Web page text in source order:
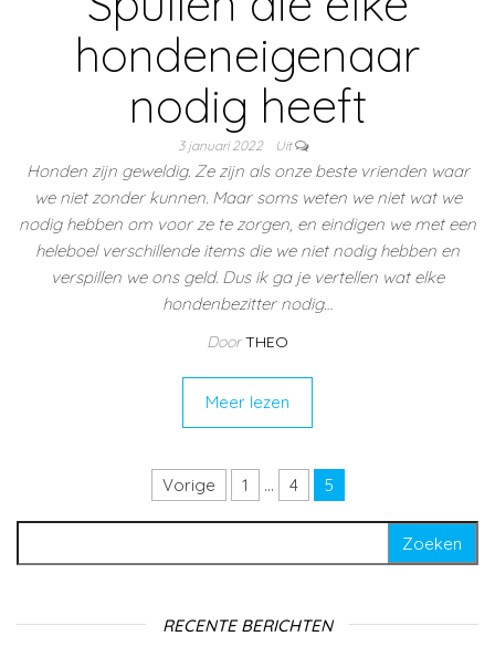
hondeneigenaar
nodig heeft
3 januari 2022 Uit
Honden zijn geweldig. Ze zijn als onze beste vrienden waar
we niet zonder kunnen. Maar soms weten we niet wat we
nodig hebben om voor ze te zorgen, en eindigen we met een
heleboel verschillende items die we niet nodig hebben en
verspillen we ons geld. Dus ik ga je vertellen wat elke
hondenbezitter nodig…
Door THEO
Meer lezen
Berichten paginering
Vorige 1 … 4 5
RECENTE BERICHTEN